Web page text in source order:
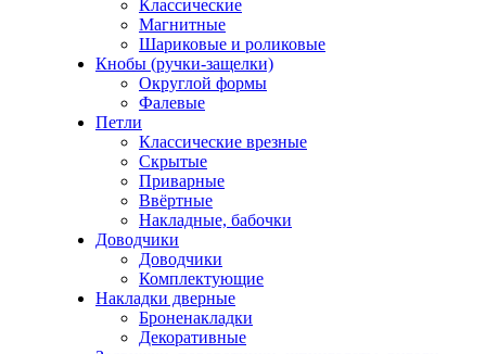
Классические
Магнитные
Шариковые и роликовые
Кнобы (ручки-защелки)
Округлой формы
Фалевые
Петли
Классические врезные
Скрытые
Приварные
Ввёртные
Накладные, бабочки
Доводчики
Доводчики
Комплектующие
Накладки дверные
Броненакладки
Декоративные